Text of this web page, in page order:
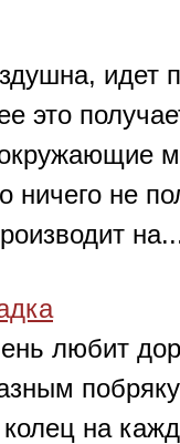
идет
это
ничего не
любит
на